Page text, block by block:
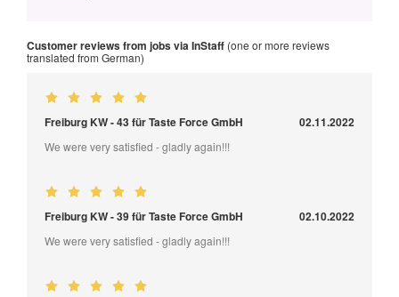
Customer reviews from jobs via InStaff (one or more reviews
translated from German)
Freiburg KW - 43 für Taste Force GmbH 02.11.2022
We were very satisfied - gladly again!!!
Freiburg KW - 39 für Taste Force GmbH 02.10.2022
We were very satisfied - gladly again!!!